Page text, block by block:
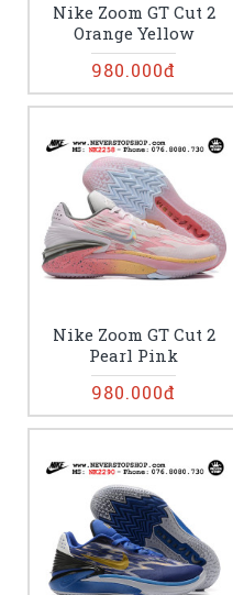
Nike Zoom GT Cut 2
Orange Yellow
980.000đ
Nike Zoom GT Cut 2
Pearl Pink
980.000đ